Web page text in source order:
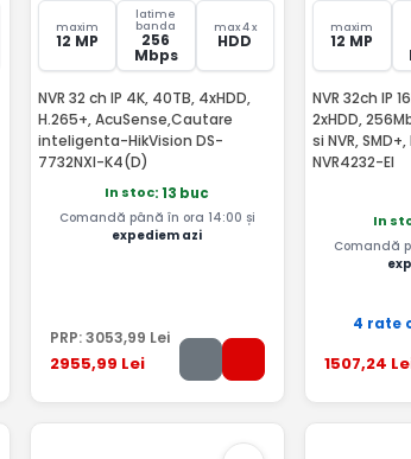
maxim
12 MP
latime
banda
256
Mbps
max 4 x
HDD
NVR 32 ch IP 4K, 40TB, 4xHDD,
H.265+, AcuSense,Cautare
inteligenta-HikVision DS-
7732NXI-K4(D)
In stoc: 13 buc
Comandă până în ora 14:00 și
expediem azi
PRP:3053,99 Lei
2955,99 Lei
maxim
12 MP
NVR 32ch IP
2xHDD,
si NVR,
NVR4232-EI
In
Comandă
4 rate
1507,24